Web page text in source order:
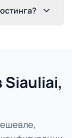
Siauliai,